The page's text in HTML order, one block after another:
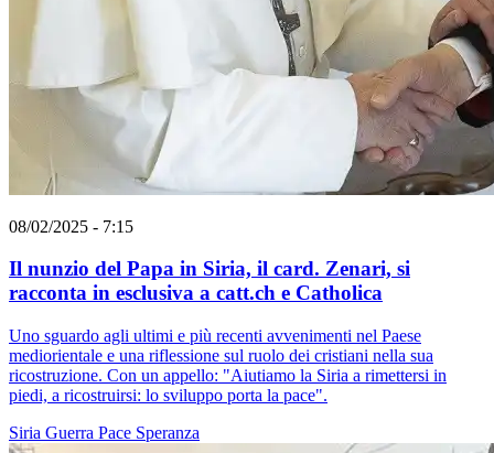
08/02/2025 - 7:15
Il nunzio del Papa in Siria, il card. Zenari, si
racconta in esclusiva a catt.ch e Catholica
Uno sguardo agli ultimi e più recenti avvenimenti nel Paese
mediorientale e una riflessione sul ruolo dei cristiani nella sua
ricostruzione. Con un appello: "Aiutiamo la Siria a rimettersi in
piedi, a ricostruirsi: lo sviluppo porta la pace".
Siria Guerra Pace Speranza